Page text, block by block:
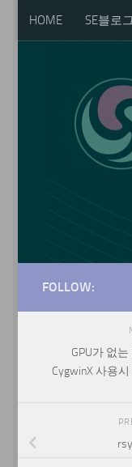
Skip to content
HOME SE블로
FOLLOW:
GPU가 없는
CygwinX 사용